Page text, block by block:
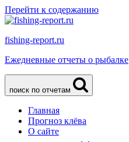
Перейти к содержанию
fishing-report.ru
Ежедневные отчеты о рыбалке
поиск по отчетам
Главная
Прогноз клёва
О сайте